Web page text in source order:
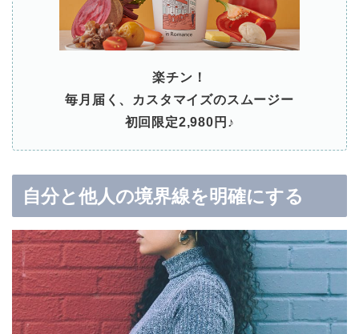
楽チン！
毎月届く、カスタマイズのスムージー
初回限定2,980円♪
自分と他人の境界線を明確にする